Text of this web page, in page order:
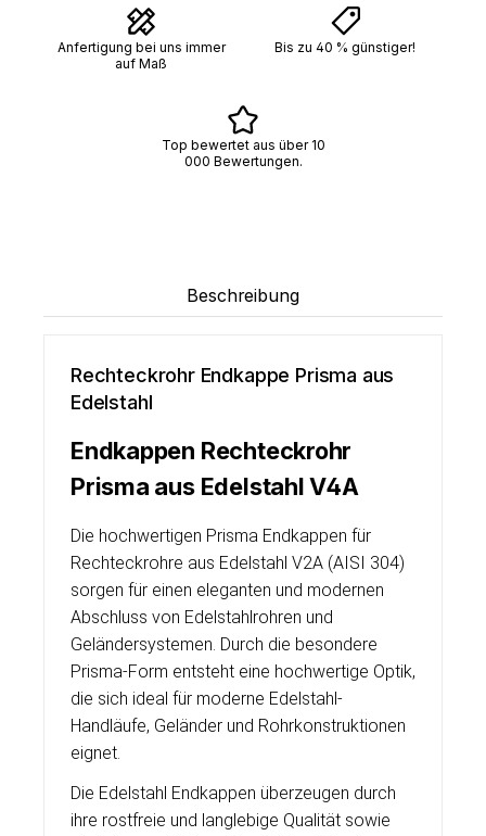
Anfertigung bei uns immer
auf Maß
Bis zu 40 % günstiger!
Top bewertet aus über 10
000 Bewertungen.
Beschreibung
Rechteckrohr Endkappe Prisma aus
Edelstahl
Endkappen Rechteckrohr
Prisma aus Edelstahl V4A
Die hochwertigen Prisma Endkappen für
Rechteckrohre aus Edelstahl V2A (AISI 304)
sorgen für einen eleganten und modernen
Abschluss von Edelstahlrohren und
Geländersystemen. Durch die besondere
Prisma-Form entsteht eine hochwertige Optik,
die sich ideal für moderne Edelstahl-
Handläufe, Geländer und Rohrkonstruktionen
eignet.
Die Edelstahl Endkappen überzeugen durch
ihre rostfreie und langlebige Qualität sowie